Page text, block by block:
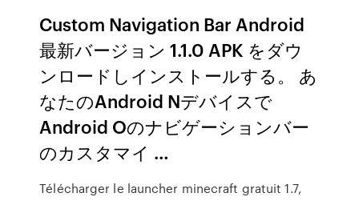
Custom Navigation Bar Android
最新バージョン 1.1.0 APK をダウ
ンロードしインストールする。 あ
なたのAndroid Nデバイスで
Android Oのナビゲーションバー
のカスタマイ …
Télécharger le launcher minecraft gratuit 1.7,